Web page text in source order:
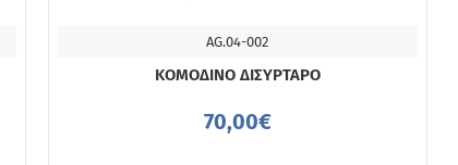
AG.04-002
ΚΟΜΟΔΙΝΟ ΔΙΣΥΡΤΑΡΟ
70,00€